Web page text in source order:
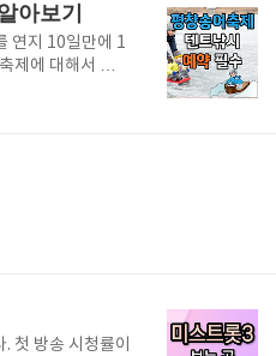
양보호사 국비
계좌 한도 내에서
번 2024년에
가했습니다. 이
가 싶지만, 걱정
아보기
연지 10일만에 1
제에 대해서 소개
수 있는지 축제
평창은 한국에서
송어축제는 그
송어를 즐기고, 맛
12월 29일 ~ 24
거리 텐트낚시
첫 방송 시청률이